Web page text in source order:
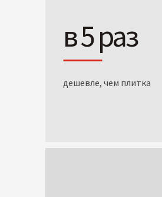
в 5 раз
дешевле, чем плитка